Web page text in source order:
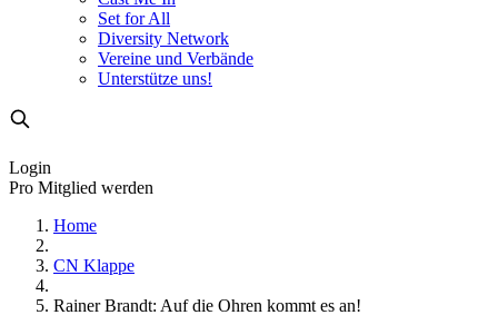
Set for All
Diversity Network
Vereine und Verbände
Unterstütze uns!
Login
Pro Mitglied werden
Home
CN Klappe
Rainer Brandt: Auf die Ohren kommt es an!